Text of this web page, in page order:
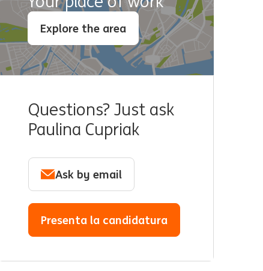
Explore the area
Questions? Just ask
Paulina Cupriak
Ask by email
Presenta la candidatura